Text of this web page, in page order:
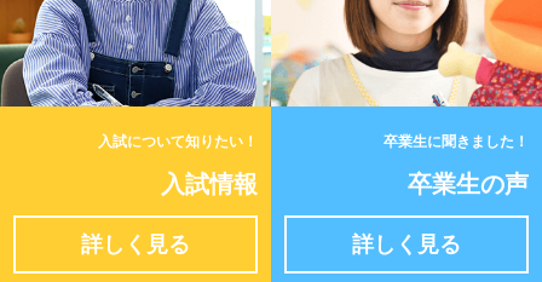
入試について知りたい！
入試情報
詳しく見る
卒業生に聞きました！
卒業生の声
詳しく見る